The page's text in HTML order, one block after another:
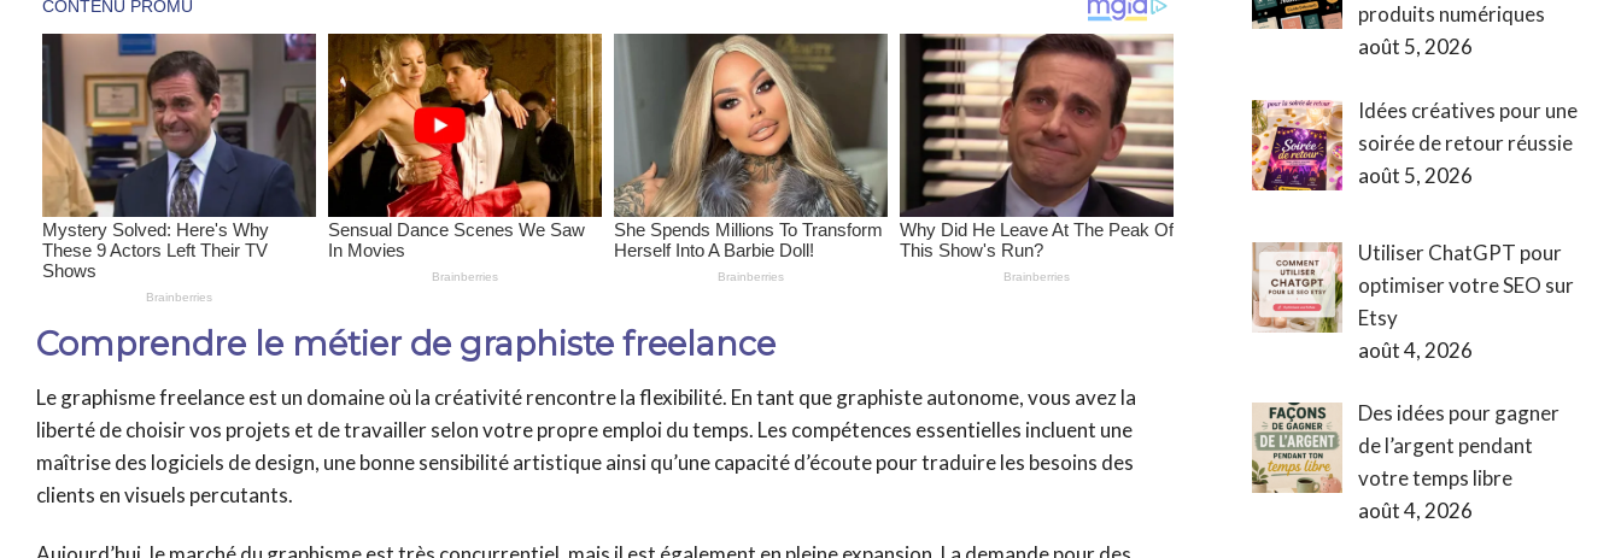
Comprendre le métier de graphiste freelance
Le graphisme freelance est un domaine où la créativité rencontre la flexibilité. En tant que graphiste autonome, vous avez la
liberté de choisir vos projets et de travailler selon votre propre emploi du temps. Les compétences essentielles incluent une
maîtrise des logiciels de design, une bonne sensibilité artistique ainsi qu’une capacité d’écoute pour traduire les besoins des
clients en visuels percutants.
produits numériques
août 5, 2026
Idées créatives pour une
soirée de retour réussie
août 5, 2026
Utiliser ChatGPT pour
optimiser votre SEO sur
Etsy
août 4, 2026
Des idées pour gagner
de l’argent pendant
votre temps libre
août 4, 2026